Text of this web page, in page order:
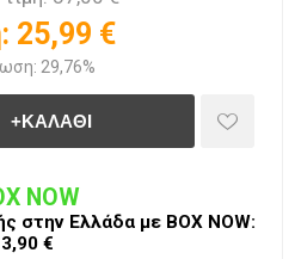
25,99 €
29,76%
NOW
στην Ελλάδα με BΟΧ ΝOW:
3,90 €